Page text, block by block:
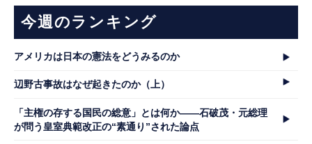
今週のランキング
アメリカは日本の憲法をどうみるのか
辺野古事故はなぜ起きたのか（上）
「主権の存する国民の総意」とは何か――石破茂・元総理
が問う皇室典範改正の“素通り”された論点